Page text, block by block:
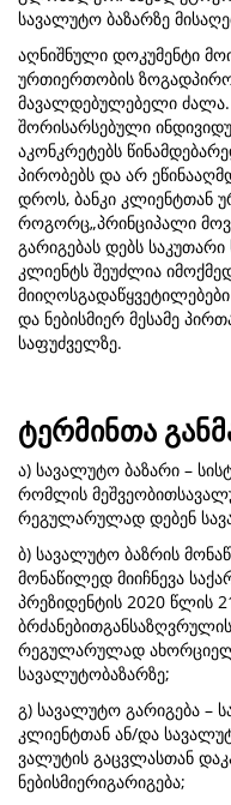
სავალუტო ბაზარზე
აღნიშნული დოკუმენტი
ურთიერთობის
მავალდებულებელი ძალა.
შორისარსებული
აკონკრეტებს
პირობებს და არ
დროს, ბანკი კლიენტთან
როგორც„პრინციპალი
გარიგებას დებს
კლიენტს შეუძლია
და ნებისმიერ მესამე
საფუძველზე.
ტერმინთა
ა) სავალუტო ბაზარი –
რომლის
რეგულარულად დებენ
ბ) სავალუტო ბაზრის
მონაწილედ მიიჩნევა
პრეზიდენტის 2020 წლის
რეგულარულად
სავალუტობაზარზე;
გ) სავალუტო გარიგება –
კლიენტთან ან/და
ვალუტის გაცვლასთან
ნებისმიერიგარიგება;